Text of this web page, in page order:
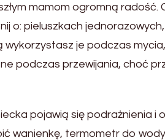
mamom ogromną radość.
o: pieluszkach
je podczas
podczas przewijania, choć
pojawią się podrażnienia i
wanienkę, termometr do